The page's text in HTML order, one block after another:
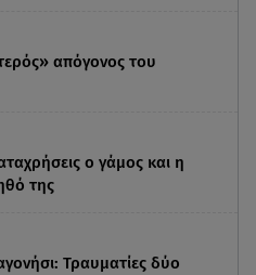
απόγονος του
ο γάμος και η
της
Τραυματίες δύο